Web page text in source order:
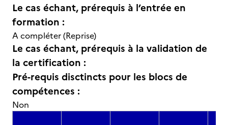
Le cas échant, prérequis à l’entrée en
formation :
A compléter (Reprise)
Le cas échant, prérequis à la validation de
la certification :
Pré-requis disctincts pour les blocs de
compétences :
Non